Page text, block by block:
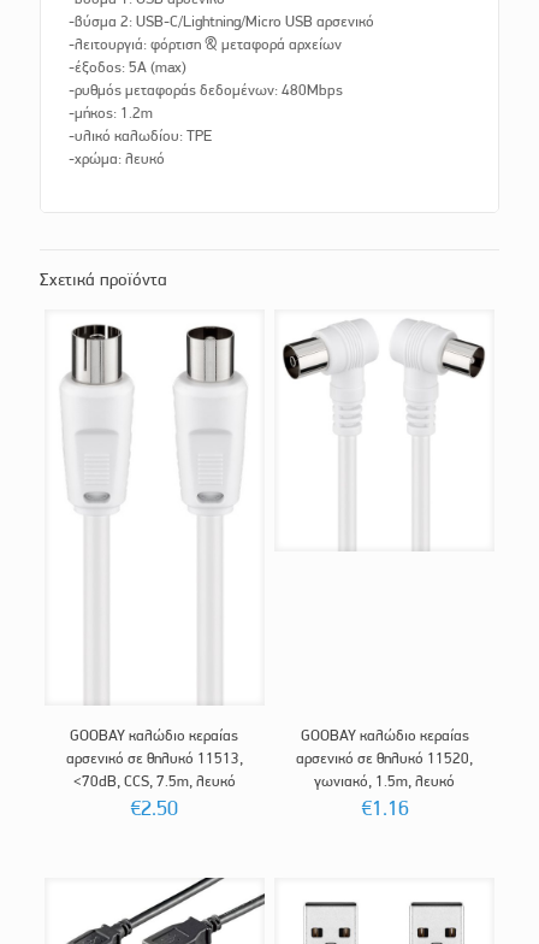
-βύσμα 2: USB-C/Lightning/Micro USB αρσενικό
-λειτουργιά: φόρτιση & μεταφορά αρχείων
-έξοδος: 5A (max)
-ρυθμός μεταφοράς δεδομένων: 480Mbps
-μήκος: 1.2m
-υλικό καλωδίου: TPE
-χρώμα: λευκό
Σχετικά προϊόντα
GOOBAY καλώδιο κεραίας
αρσενικό σε θηλυκό 11513,
<70dB, CCS, 7.5m, λευκό
€2.50
GOOBAY καλώδιο κεραίας
αρσενικό σε θηλυκό 11520,
γωνιακό, 1.5m, λευκό
€1.16